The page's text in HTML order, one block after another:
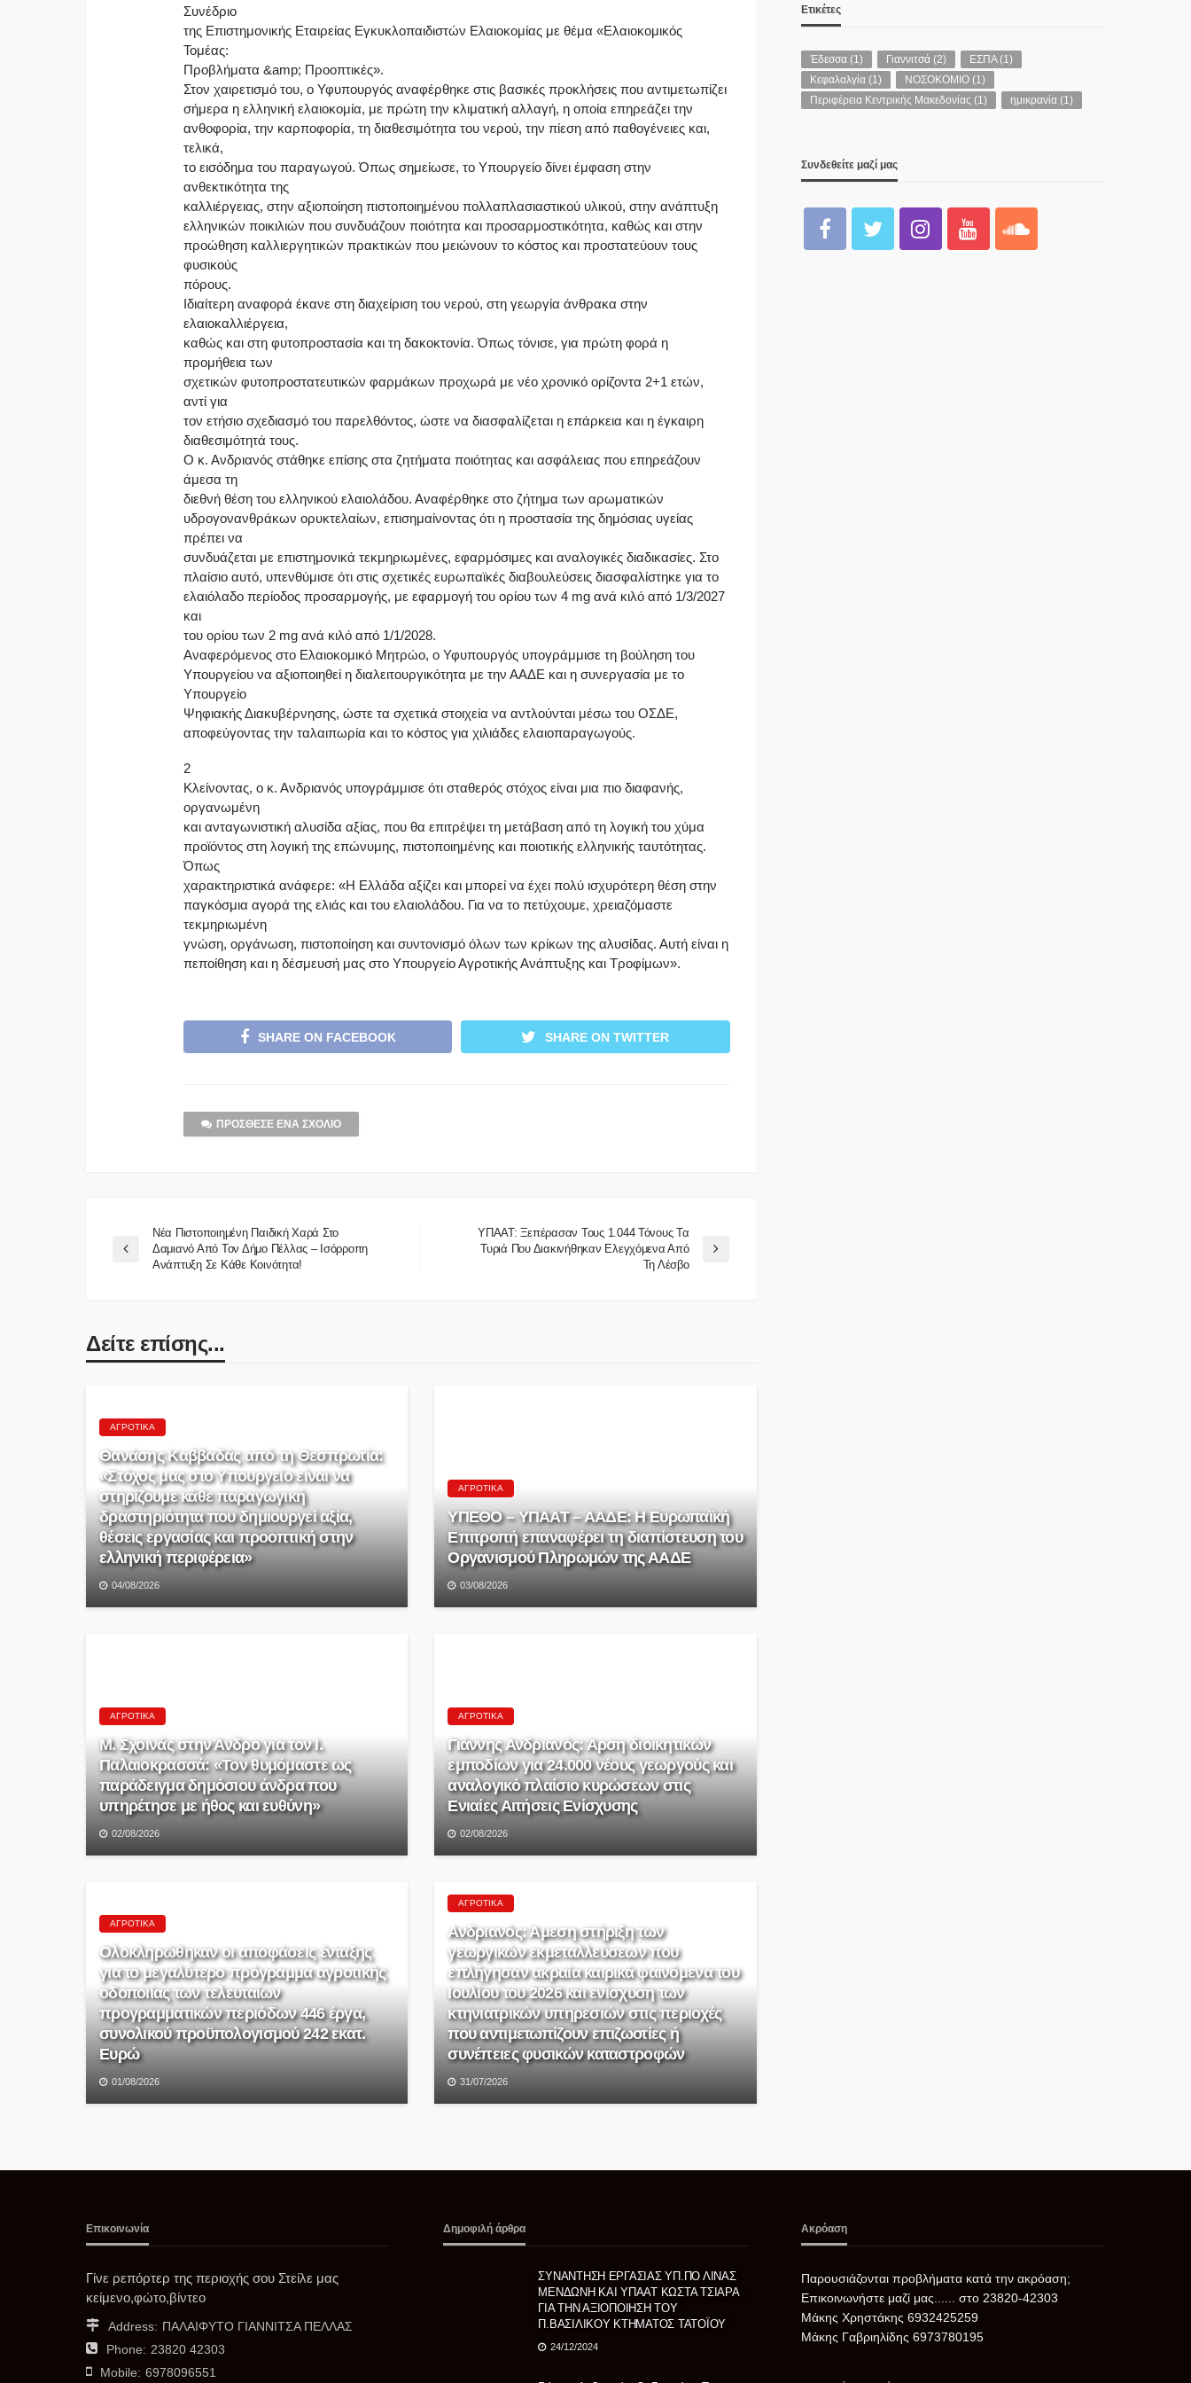
Συνέδριο
της Επιστημονικής Εταιρείας Εγκυκλοπαιδιστών Ελαιοκομίας με θέμα «Ελαιοκομικός
Τομέας:
Προβλήματα &amp; Προοπτικές».
Στον χαιρετισμό του, ο Υφυπουργός αναφέρθηκε στις βασικές προκλήσεις που αντιμετωπίζει
σήμερα η ελληνική ελαιοκομία, με πρώτη την κλιματική αλλαγή, η οποία επηρεάζει την
ανθοφορία, την καρποφορία, τη διαθεσιμότητα του νερού, την πίεση από παθογένειες και,
τελικά,
το εισόδημα του παραγωγού. Όπως σημείωσε, το Υπουργείο δίνει έμφαση στην
ανθεκτικότητα της
καλλιέργειας, στην αξιοποίηση πιστοποιημένου πολλαπλασιαστικού υλικού, στην ανάπτυξη
ελληνικών ποικιλιών που συνδυάζουν ποιότητα και προσαρμοστικότητα, καθώς και στην
προώθηση καλλιεργητικών πρακτικών που μειώνουν το κόστος και προστατεύουν τους
φυσικούς
πόρους.
Ιδιαίτερη αναφορά έκανε στη διαχείριση του νερού, στη γεωργία άνθρακα στην
ελαιοκαλλιέργεια,
καθώς και στη φυτοπροστασία και τη δακοκτονία. Όπως τόνισε, για πρώτη φορά η
προμήθεια των
σχετικών φυτοπροστατευτικών φαρμάκων προχωρά με νέο χρονικό ορίζοντα 2+1 ετών,
αντί για
τον ετήσιο σχεδιασμό του παρελθόντος, ώστε να διασφαλίζεται η επάρκεια και η έγκαιρη
διαθεσιμότητά τους.
Ο κ. Ανδριανός στάθηκε επίσης στα ζητήματα ποιότητας και ασφάλειας που επηρεάζουν
άμεσα τη
διεθνή θέση του ελληνικού ελαιολάδου. Αναφέρθηκε στο ζήτημα των αρωματικών
υδρογονανθράκων ορυκτελαίων, επισημαίνοντας ότι η προστασία της δημόσιας υγείας
πρέπει να
συνδυάζεται με επιστημονικά τεκμηριωμένες, εφαρμόσιμες και αναλογικές διαδικασίες. Στο
πλαίσιο αυτό, υπενθύμισε ότι στις σχετικές ευρωπαϊκές διαβουλεύσεις διασφαλίστηκε για το
ελαιόλαδο περίοδος προσαρμογής, με εφαρμογή του ορίου των 4 mg ανά κιλό από 1/3/2027
και
του ορίου των 2 mg ανά κιλό από 1/1/2028.
Αναφερόμενος στο Ελαιοκομικό Μητρώο, ο Υφυπουργός υπογράμμισε τη βούληση του
Υπουργείου να αξιοποιηθεί η διαλειτουργικότητα με την ΑΑΔΕ και η συνεργασία με το
Υπουργείο
Ψηφιακής Διακυβέρνησης, ώστε τα σχετικά στοιχεία να αντλούνται μέσω του ΟΣΔΕ,
αποφεύγοντας την ταλαιπωρία και το κόστος για χιλιάδες ελαιοπαραγωγούς.
2
Κλείνοντας, ο κ. Ανδριανός υπογράμμισε ότι σταθερός στόχος είναι μια πιο διαφανής,
οργανωμένη
και ανταγωνιστική αλυσίδα αξίας, που θα επιτρέψει τη μετάβαση από τη λογική του χύμα
προϊόντος στη λογική της επώνυμης, πιστοποιημένης και ποιοτικής ελληνικής ταυτότητας.
Όπως
χαρακτηριστικά ανάφερε: «Η Ελλάδα αξίζει και μπορεί να έχει πολύ ισχυρότερη θέση στην
παγκόσμια αγορά της ελιάς και του ελαιολάδου. Για να το πετύχουμε, χρειαζόμαστε
τεκμηριωμένη
γνώση, οργάνωση, πιστοποίηση και συντονισμό όλων των κρίκων της αλυσίδας. Αυτή είναι η
πεποίθηση και η δέσμευσή μας στο Υπουργείο Αγροτικής Ανάπτυξης και Τροφίμων».
SHARE ON FACEBOOK SHARE ON TWITTER
ΠΡΌΣΘΕΣΕ ΈΝΑ ΣΧΌΛΙΟ
Νέα Πιστοποιημένη Παιδική Χαρά Στο
Δαμιανό Από Τον Δήμο Πέλλας – Ισόρροπη
Ανάπτυξη Σε Κάθε Κοινότητα!
ΥΠΑΑΤ: Ξεπέρασαν Τους 1.044 Τόνους Τα
Τυριά Που Διακινήθηκαν Ελεγχόμενα Από
Τη Λέσβο
Δείτε επίσης...
ΑΓΡΟΤΙΚΆ
Θανάσης Καββαδάς από τη Θεσπρωτία:
«Στόχος μας στο Υπουργείο είναι να
στηρίζουμε κάθε παραγωγική
δραστηριότητα που δημιουργεί αξία,
θέσεις εργασίας και προοπτική στην
ελληνική περιφέρεια»
04/08/2026
ΑΓΡΟΤΙΚΆ
ΥΠΕΘΟ – ΥΠΑΑΤ – ΑΑΔΕ: H Ευρωπαϊκή
Επιτροπή επαναφέρει τη διαπίστευση του
Οργανισμού Πληρωμών της ΑΑΔΕ
03/08/2026
ΑΓΡΟΤΙΚΆ
Μ. Σχοινάς στην Άνδρο για τον Ι.
Παλαιοκρασσά: «Τον θυμόμαστε ως
παράδειγμα δημόσιου άνδρα που
υπηρέτησε με ήθος και ευθύνη»
02/08/2026
ΑΓΡΟΤΙΚΆ
Γιάννης Ανδριανός: Άρση διοικητικών
εμποδίων για 24.000 νέους γεωργούς και
αναλογικό πλαίσιο κυρώσεων στις
Ενιαίες Αιτήσεις Ενίσχυσης
02/08/2026
ΑΓΡΟΤΙΚΆ
Ολοκληρώθηκαν οι αποφάσεις ένταξης
για το μεγαλύτερο πρόγραμμα αγροτικής
οδοποιίας των τελευταίων
προγραμματικών περιόδων 446 έργα,
συνολικού προϋπολογισμού 242 εκατ.
Ευρώ
01/08/2026
ΑΓΡΟΤΙΚΆ
Ανδριανός: Άμεση στήριξη των
γεωργικών εκμεταλλεύσεων που
επλήγησαν ακραία καιρικά φαινόμενα του
Ιουλίου του 2026 και ενίσχυση των
κτηνιατρικών υπηρεσιών στις περιοχές
που αντιμετωπίζουν επιζωοτίες ή
συνέπειες φυσικών καταστροφών
31/07/2026
Ετικέτες
Έδεσσα(1) Γιαννιτσά(2) ΕΣΠΑ(1)
Κεφαλαλγία(1) ΝΟΣΟΚΟΜΙΟ(1)
Περιφέρεια Κεντρικής Μακεδονίας (1) ημικρανία(1)
Συνδεθείτε μαζί μας
Επικοινωνία
Γίνε ρεπόρτερ της περιοχής σου Στείλε μας
κείμενο,φώτο,βίντεο
Address: ΠΑΛΑΙΦΥΤΟ ΓΙΑΝΝΙΤΣΑ ΠΕΛΛΑΣ
Phone: 23820 42303
Mobile: 6978096551
Δημοφιλή άρθρα
ΣΥΝΑΝΤΗΣΗ ΕΡΓΑΣΙΑΣ ΥΠ.ΠΟ ΛΙΝΑΣ
ΜΕΝΔΩΝΗ ΚΑΙ ΥΠΑΑΤ ΚΩΣΤΑ ΤΣΙΑΡΑ
ΓΙΑ ΤΗΝ ΑΞΙΟΠΟΙΗΣΗ ΤΟΥ
Π.ΒΑΣΙΛΙΚΟΥ ΚΤΗΜΑΤΟΣ ΤΑΤΟΪΟΥ
24/12/2024
Ακρόαση
Παρουσιάζονται προβλήματα κατά την ακρόαση;
Επικοινωνήστε μαζί μας...... στο 23820-42303
Μάκης Χρηστάκης 6932425259
Μάκης Γαβριηλίδης 6973780195